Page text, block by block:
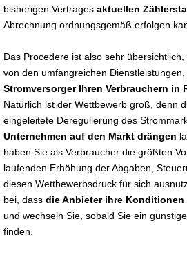
bisherigen Vertrages aktuellen
Abrechnung ordnungsgemäß erfolgen
Das Procedere ist also sehr
von den umfangreichen
Stromversorger Ihren Verbrauchern in
Natürlich ist der Wettbewerb groß, denn
eingeleitete Deregulierung des
Unternehmen auf den Markt drängen
haben Sie als Verbraucher die größten
laufenden Erhöhung der Abgaben,
diesen Wettbewerbsdruck für sich
bei, dass die Anbieter ihre Konditionen
und wechseln Sie, sobald Sie ein
finden.